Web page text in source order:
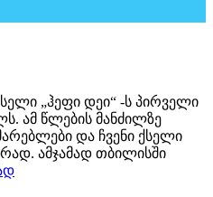
„ჰეფი დეი“ -ს პირველი
ამ წლების მანძილზე
და ჩვენი ქსელი
ამჯამად თბილისში